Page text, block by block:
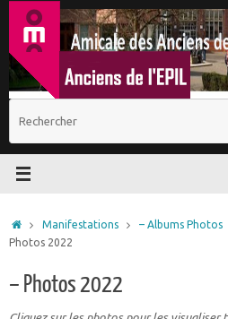
Passer
contenu
Accueil
Manifestations – Albums Photos
Photos 2022
– Photos 2022